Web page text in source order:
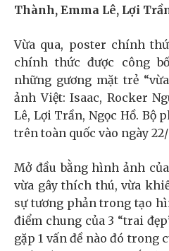
Thành, Emma Lê, Lợi
Vừa qua, poster chính
chính thức được công
những gương mặt trẻ
ảnh Việt: Isaac, Rocker
Lê, Lợi Trần, Ngọc Hồ. Bộ
trên toàn quốc vào ngày 22/
Mở đầu bằng hình ảnh
vừa gây thích thú, vừa
sự tương phản trong tạo
điểm chung của 3 “trai
gặp 1 vấn đề nào đó trong